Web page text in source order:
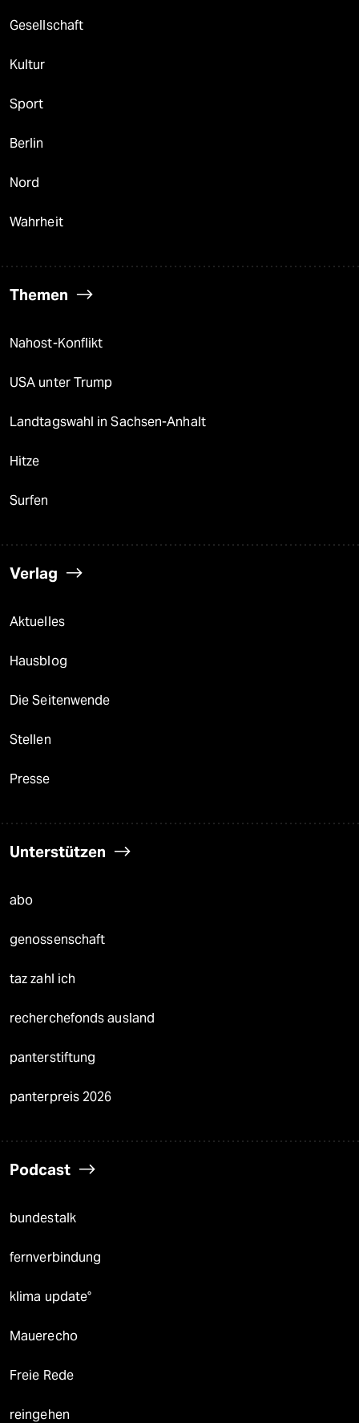
Gesellschaft
Kultur
Sport
Berlin
Nord
Wahrheit
Themen
Nahost-Konflikt
USA unter Trump
Landtagswahl in Sachsen-Anhalt
Hitze
Surfen
Verlag
Aktuelles
Hausblog
Die Seitenwende
Stellen
Presse
Unterstützen
abo
genossenschaft
taz zahl ich
recherchefonds ausland
panterstiftung
panterpreis 2026
Podcast
bundestalk
fernverbindung
klima update°
Mauerecho
Freie Rede
reingehen